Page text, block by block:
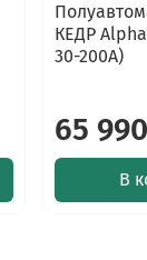
КЕДР
30-200А)
65
В